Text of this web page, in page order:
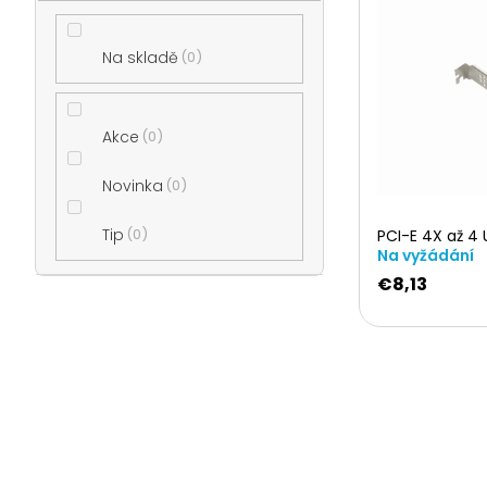
n
Na skladě 0
Akce 0
Novinka 0
Tip 0
p
r
PCI-E 4X až 4
Na vyžádání
€8,13